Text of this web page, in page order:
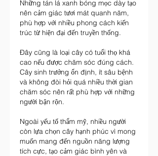
Những tán lá xanh bóng mọc dày tạo
nên cảm giác tươi mát quanh năm,
phù hợp với nhiều phong cách kiến
trúc từ hiện đại đến truyền thống.
Đây cũng là loại cây có tuổi thọ khá
cao nếu được chăm sóc đúng cách.
Cây sinh trưởng ổn định, ít sâu bệnh
và không đòi hỏi quá nhiều thời gian
chăm sóc nên rất phù hợp với những
người bận rộn.
Ngoài yếu tố thẩm mỹ, nhiều người
còn lựa chọn cây hạnh phúc vì mong
muốn mang đến nguồn năng lượng
tích cực, tạo cảm giác bình yên và